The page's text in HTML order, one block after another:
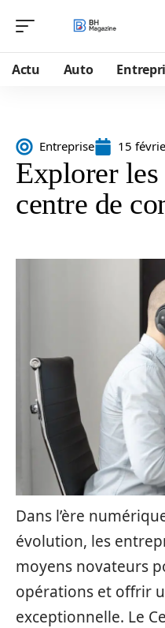
Actu Auto
Entreprise 15
Explorer les
centre de
Dans l’ère
évolution, les
moyens novateurs
opérations et offrir
exceptionnelle. Le